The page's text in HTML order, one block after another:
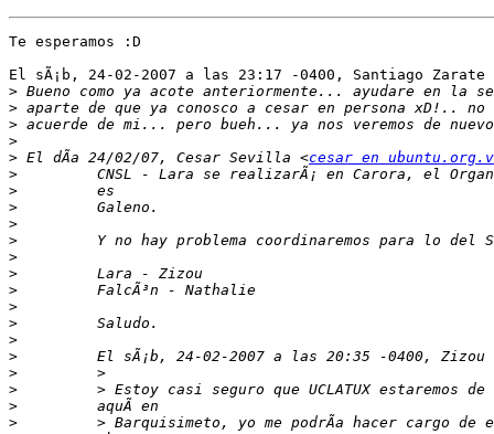
Te esperamos :D
El sÃ¡b, 24-02-2007 a las 23:17 -0400, Santiago
>
>
>
>
> El dÃ­a 24/02/07, Cesar Sevilla <cesar en
>
>
>
>
>
>
>
>
>
>
>
>
>
>
>
>